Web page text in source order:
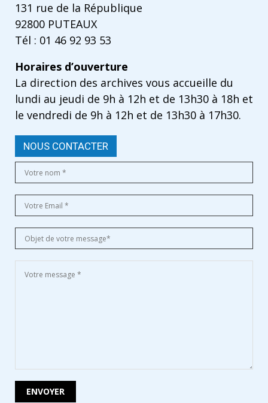
131 rue de la République
92800 PUTEAUX
Tél : 01 46 92 93 53
Horaires d’ouverture
La direction des archives vous accueille du
lundi au jeudi de 9h à 12h et de 13h30 à 18h et
le vendredi de 9h à 12h et de 13h30 à 17h30.
NOUS CONTACTER